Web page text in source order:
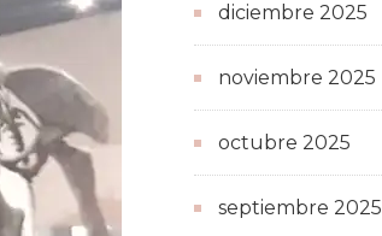
diciembre 2025
noviembre 2025
octubre 2025
septiembre 2025